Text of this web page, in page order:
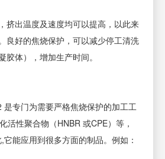
挤出温度及速度均可以提高，以此来
良好的焦烧保护，可以减少停工清洗
胶体），增加生产时间。
专门为需要严格焦烧保护的加工工
活性聚合物（HNBR 或CPE）等，
能应用到很多方面的制品。例如：